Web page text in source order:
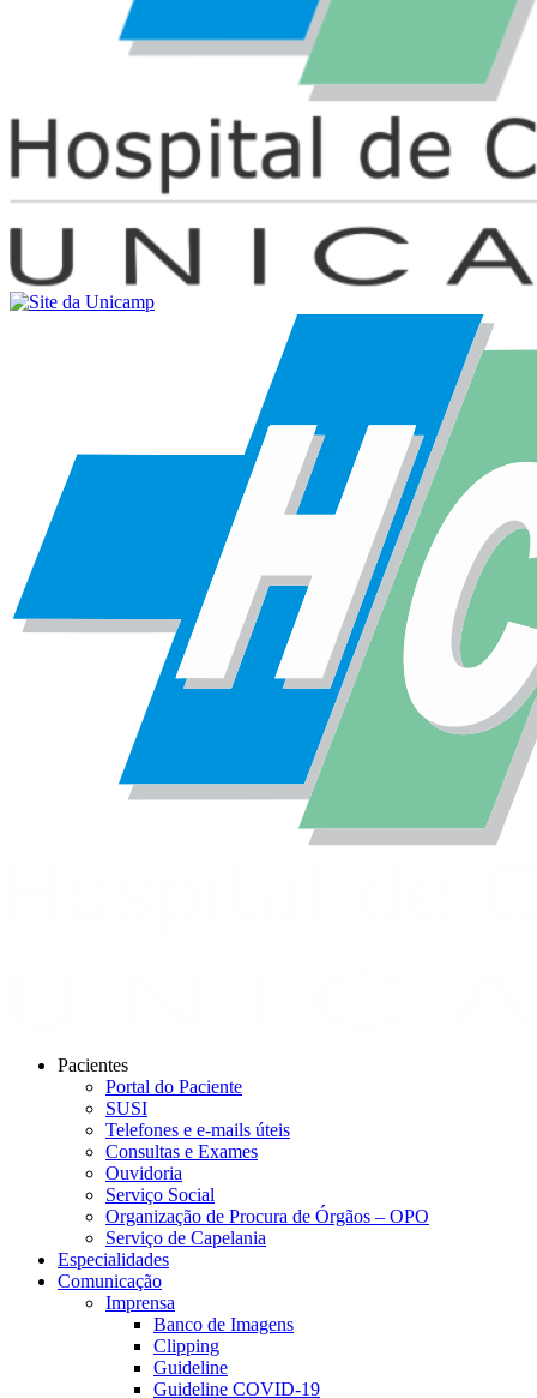
Pacientes
Portal do Paciente
SUSI
Telefones e e-mails úteis
Consultas e Exames
Ouvidoria
Serviço Social
Organização de Procura de Órgãos – OPO
Serviço de Capelania
Especialidades
Comunicação
Imprensa
Banco de Imagens
Clipping
Guideline
Guideline COVID-19